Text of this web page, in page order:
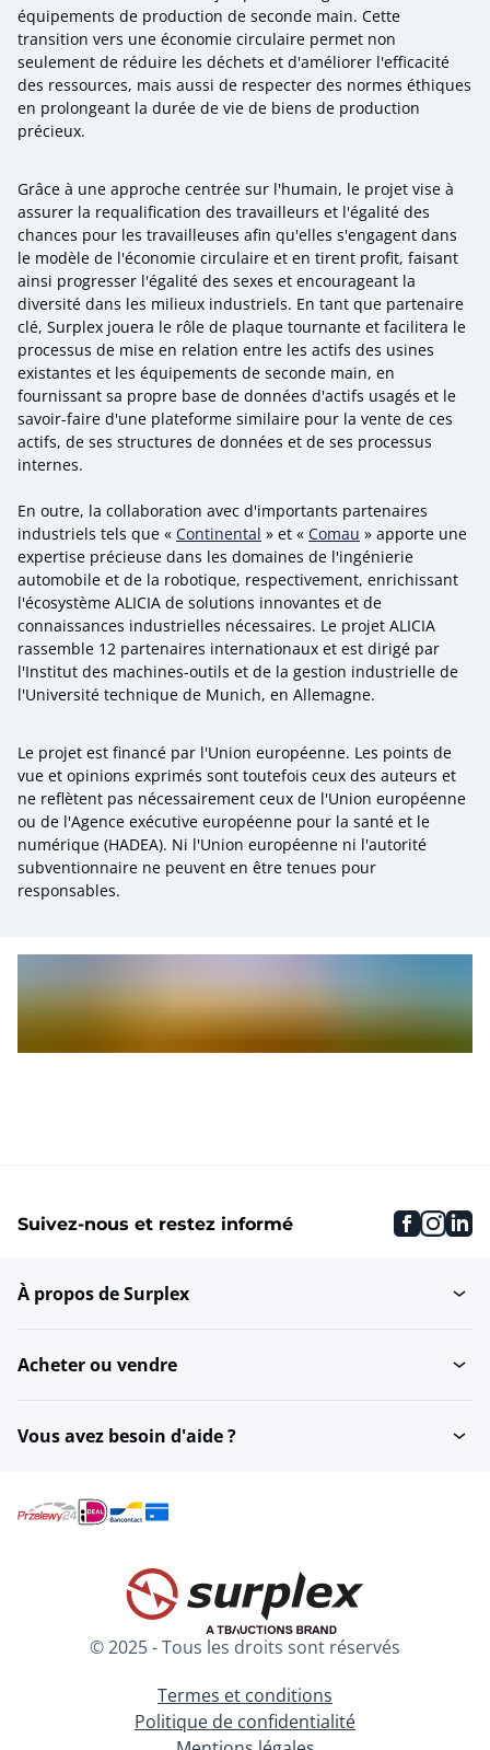
équipements de production de seconde main. Cette
transition vers une économie circulaire permet non
seulement de réduire les déchets et d'améliorer l'efficacité
des ressources, mais aussi de respecter des normes éthiques
en prolongeant la durée de vie de biens de production
précieux.
Grâce à une approche centrée sur l'humain, le projet vise à
assurer la requalification des travailleurs et l'égalité des
chances pour les travailleuses afin qu'elles s'engagent dans
le modèle de l'économie circulaire et en tirent profit, faisant
ainsi progresser l'égalité des sexes et encourageant la
diversité dans les milieux industriels. En tant que partenaire
clé, Surplex jouera le rôle de plaque tournante et facilitera le
processus de mise en relation entre les actifs des usines
existantes et les équipements de seconde main, en
fournissant sa propre base de données d'actifs usagés et le
savoir-faire d'une plateforme similaire pour la vente de ces
actifs, de ses structures de données et de ses processus
internes.
En outre, la collaboration avec d'importants partenaires
industriels tels que « Continental » et « Comau » apporte une
expertise précieuse dans les domaines de l'ingénierie
automobile et de la robotique, respectivement, enrichissant
l'écosystème ALICIA de solutions innovantes et de
connaissances industrielles nécessaires. Le projet ALICIA
rassemble 12 partenaires internationaux et est dirigé par
l'Institut des machines-outils et de la gestion industrielle de
l'Université technique de Munich, en Allemagne.
Le projet est financé par l'Union européenne. Les points de
vue et opinions exprimés sont toutefois ceux des auteurs et
ne reflètent pas nécessairement ceux de l'Union européenne
ou de l'Agence exécutive européenne pour la santé et le
numérique (HADEA). Ni l'Union européenne ni l'autorité
subventionnaire ne peuvent en être tenues pour
responsables.
Suivez-nous et restez informé
À propos de Surplex
Acheter ou vendre
Vous avez besoin d'aide ?
© 2025 - Tous les droits sont réservés
Termes et conditions
Politique de confidentialité